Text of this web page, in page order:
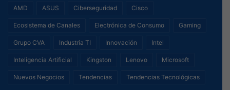
AMD ASUS Ciberseguridad Cisco
Ecosistema de Canales Electrónica de Consumo Gaming
Grupo CVA Industria TI Innovación Intel
Inteligencia Artificial Kingston Lenovo Microsoft
Nuevos Negocios Tendencias Tendencias Tecnológicas